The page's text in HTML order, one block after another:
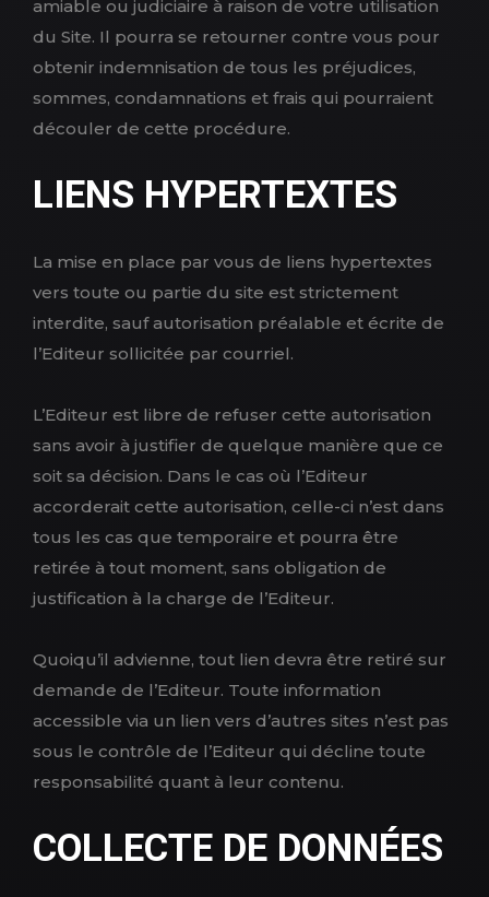
amiable ou judiciaire à raison de votre utilisation
du Site. Il pourra se retourner contre vous pour
obtenir indemnisation de tous les préjudices,
sommes, condamnations et frais qui pourraient
découler de cette procédure.
LIENS HYPERTEXTES
La mise en place par vous de liens hypertextes
vers toute ou partie du site est strictement
interdite, sauf autorisation préalable et écrite de
l’Editeur sollicitée par courriel.
L’Editeur est libre de refuser cette autorisation
sans avoir à justifier de quelque manière que ce
soit sa décision. Dans le cas où l’Editeur
accorderait cette autorisation, celle-ci n’est dans
tous les cas que temporaire et pourra être
retirée à tout moment, sans obligation de
justification à la charge de l’Editeur.
Quoiqu’il advienne, tout lien devra être retiré sur
demande de l’Editeur. Toute information
accessible via un lien vers d’autres sites n’est pas
sous le contrôle de l’Editeur qui décline toute
responsabilité quant à leur contenu.
COLLECTE DE DONNÉES